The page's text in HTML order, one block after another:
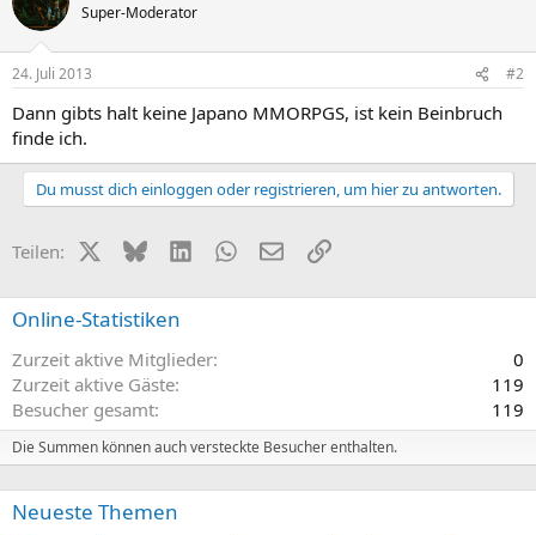
Super-Moderator
24. Juli 2013 #2
Dann gibts halt keine Japano MMORPGS, ist kein Beinbruch
finde ich.
Du musst dich einloggen oder registrieren, um hier zu antworten.
Teilen: X (Twitter)
BlueskyLinkedInWhatsApp
E-MailLink
Online-Statistiken
Zurzeit aktive Mitglieder
0
Zurzeit aktive Gäste
119
Besucher gesamt
119
Die Summen können auch versteckte Besucher enthalten.
Neueste Themen